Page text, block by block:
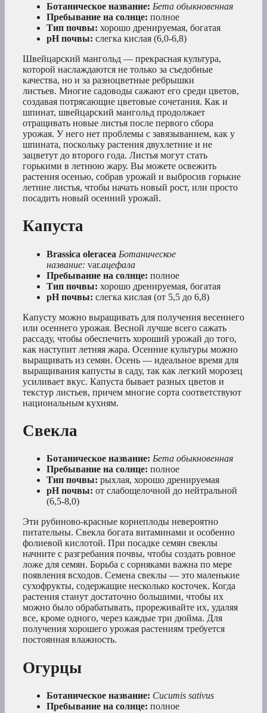
Ботаническое название: Бета обыкновенная
Пребывание на солнце: полное
Тип почвы: хорошо дренируемая, богатая
рН почвы: слегка кислая (6,0-6,8)
Швейцарский мангольд — прекрасная культура,
которой наслаждаются не только за съедобные
качества, но и за разноцветные ребрышки
листьев. Многие садоводы сажают его среди цветов,
создавая потрясающие цветовые сочетания. Как и
шпинат, швейцарский мангольд продолжает
отращивать новые листья после первого сбора
урожая. У него нет проблемы с завязыванием, как у
шпината, поскольку растения двухлетние и не
зацветут до второго года. Листья могут стать
горькими в летнюю жару. Вы можете освежить
растения осенью, собрав урожай и выбросив горькие
летние листья, чтобы начать новый рост, или просто
посадить новый осенний урожай.
Капуста
Brassica oleracea Ботаническое
название: var.ацефала
Пребывание на солнце: полное
Тип почвы: хорошо дренируемая, богатая
рН почвы: слегка кислая (от 5,5 до 6,8)
Капусту можно выращивать для получения весеннего
или осеннего урожая. Весной лучше всего сажать
рассаду, чтобы обеспечить хороший урожай до того,
как наступит летняя жара. Осенние культуры можно
выращивать из семян. Осень — идеальное время для
выращивания капусты в саду, так как легкий морозец
усиливает вкус. Капуста бывает разных цветов и
текстур листьев, причем многие сорта соответствуют
национальным кухням.
Свекла
Ботаническое название: Бета обыкновенная
Пребывание на солнце: полное
Тип почвы: рыхлая, хорошо дренируемая
рН почвы: от слабощелочной до нейтральной
(6,5-8,0)
Эти рубиново-красные корнеплоды невероятно
питательны. Свекла богата витаминами и особенно
фолиевой кислотой. При посадке семян свеклы
начните с разгребания почвы, чтобы создать ровное
ложе для семян. Борьба с сорняками важна по мере
появления всходов. Семена свеклы — это маленькие
сухофрукты, содержащие несколько косточек. Когда
растения станут достаточно большими, чтобы их
можно было обрабатывать, прореживайте их, удаляя
все, кроме одного, через каждые три дюйма. Для
получения хорошего урожая растениям требуется
постоянная влажность.
Огурцы
Ботаническое название: Cucumis sativus
Пребывание на солнце: полное